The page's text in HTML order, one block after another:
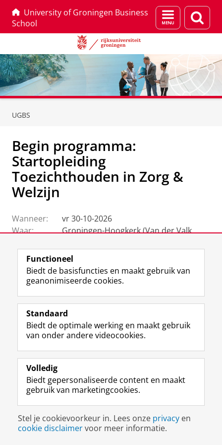
University of Groningen Business
School
Menu
en
UGBS
Begin programma:
Startopleiding
Toezichthouden in Zorg &
Welzijn
Wanneer:
vr 30-10-2026
Waar:
Groningen-Hoogkerk (Van der Valk
Lees meerover het programma
Uw Business Partner: Executive onderwijs (UBGS)
Uw Business Partner: Samen onderzoeken
Uw Business Partner: Werken met studenten
Faculteit Economie en Bedrijfskunde
Disclaimer & Copyright Privacy
Cookies
Inloggen
Functioneel
Biedt de basisfuncties en maakt gebruik van
geanonimiseerde cookies.
Standaard
Biedt de optimale werking en maakt gebruik
van onder andere videocookies.
Volledig
Biedt gepersonaliseerde content en maakt
gebruik van marketingcookies.
Stel je cookievoorkeur in. Lees onze privacy en
cookie disclaimervoor meer informatie.